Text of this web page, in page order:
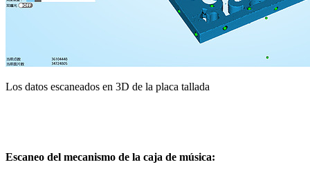
Los datos escaneados en 3D de la placa tallada
Escaneo del mecanismo de la caja de música: